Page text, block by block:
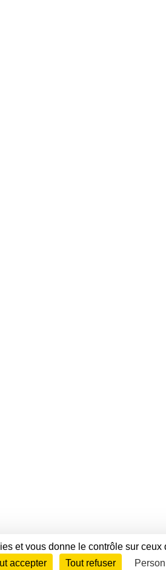
et vous donne le contrôle sur ceux
accepter
Tout refuser